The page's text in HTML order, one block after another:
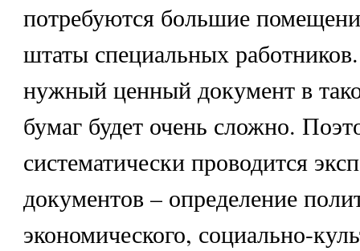
потребуются большие
штаты специальных
нужный ценный документ в
бумаг будет очень сложно.
систематически проводится
документов – определение
экономического, социально-